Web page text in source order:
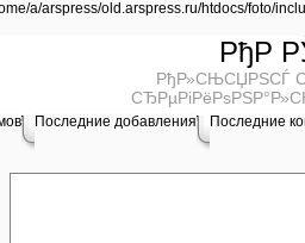
a/arspress/old.arspress.ru/htdocs/foto/
РђР
РђР»СЊСЏРЅСЃ
Последние добавления Последние